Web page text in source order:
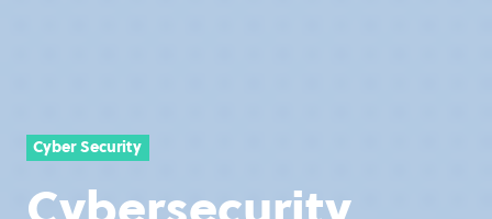
Cyber Security